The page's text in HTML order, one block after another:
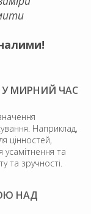
МИРНИЙ ЧАС
Наприклад,
цінностей,
та
та зручності.
НАД